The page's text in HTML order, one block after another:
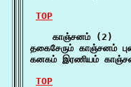
TOP
    காஞ்சனம் (2)
தகைசேரும் காஞ்சனம்
கனகம் இரணியம்
TOP